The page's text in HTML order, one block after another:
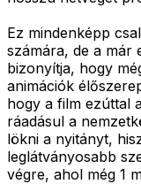
Ez mindenképp
számára, de a már
bizonyítja, hogy
animációk
hogy a film ezúttal
ráadásul a
lökni a nyitányt,
leglátványosabb
végre, ahol még 1